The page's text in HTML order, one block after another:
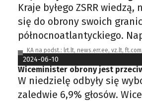
Kraje byłego ZSRR
się do obrony swoich
północnoatlantyckiego.
KA na podst.: lrt.lt, news.err.ee, vz.lt,
2024-06-10
Wiceminister obrony jest
W niedzielę odbyły się
zaledwie 6,9% głosów.